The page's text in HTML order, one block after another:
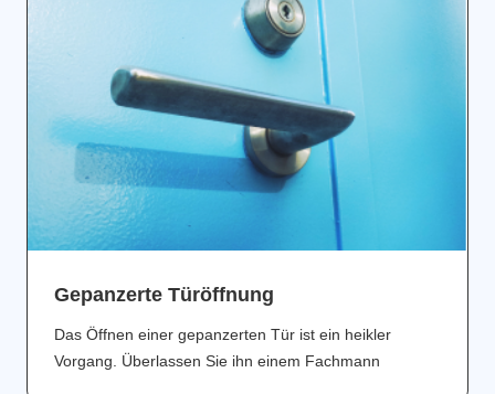
Gepanzerte Türöffnung
Das Öffnen einer gepanzerten Tür ist ein heikler
Vorgang. Überlassen Sie ihn einem Fachmann